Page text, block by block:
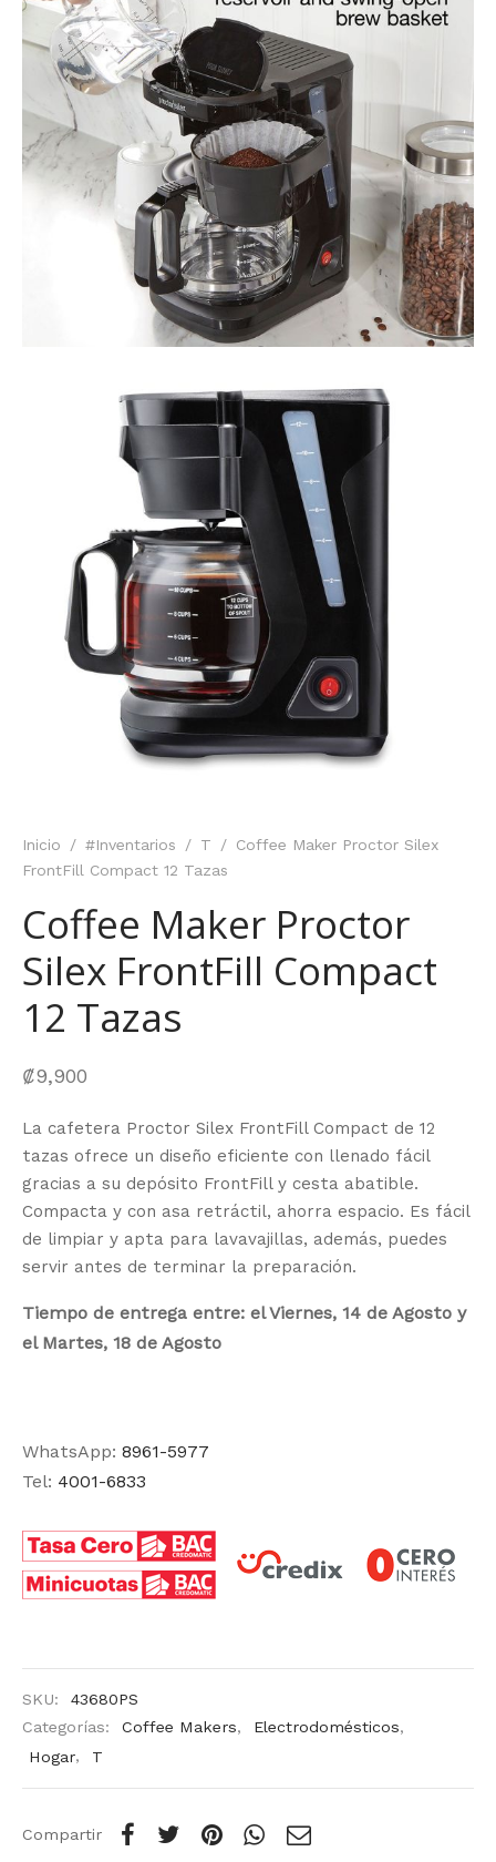
Inicio / #Inventarios / T / Coffee Maker Proctor Silex
FrontFill Compact 12 Tazas
Coffee Maker Proctor
Silex FrontFill Compact
12 Tazas
₡9,900
La cafetera Proctor Silex FrontFill Compact de 12
tazas ofrece un diseño eficiente con llenado fácil
gracias a su depósito FrontFill y cesta abatible.
Compacta y con asa retráctil, ahorra espacio. Es fácil
de limpiar y apta para lavavajillas, además, puedes
servir antes de terminar la preparación.
Tiempo de entrega entre: el Viernes, 14 de Agosto y
el Martes, 18 de Agosto
WhatsApp: 8961-5977
Tel: 4001-6833
SKU:
43680PS
Categorías:
Coffee Makers, Electrodomésticos,
Hogar, T
Compartir